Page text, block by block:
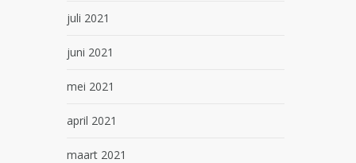
juli 2021
juni 2021
mei 2021
april 2021
maart 2021